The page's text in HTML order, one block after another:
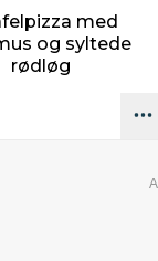
med
og syltede
rødløg